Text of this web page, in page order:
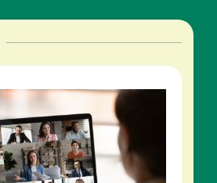
keresése
és
nézet
választás
navigáció